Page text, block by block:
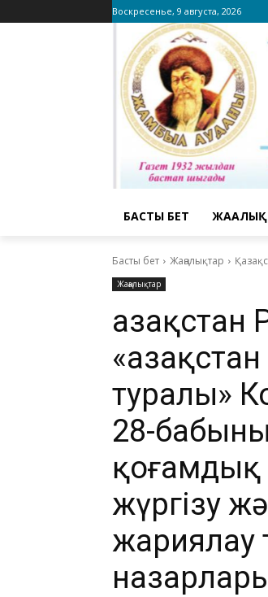
Воскресенье, 9 августа, 2026
БАСТЫ БЕТ
Басты бет Жаңалықтар
Жаңалықтар
туралы»
28-
қоғамдық
жүргізу
жариялау